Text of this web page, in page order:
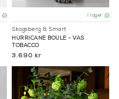
I lager
Skogsberg & Smart
HURRICANE BOULE - VAS
TOBACCO
3.690 kr